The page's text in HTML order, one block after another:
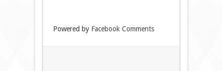
Powered by Facebook Comments